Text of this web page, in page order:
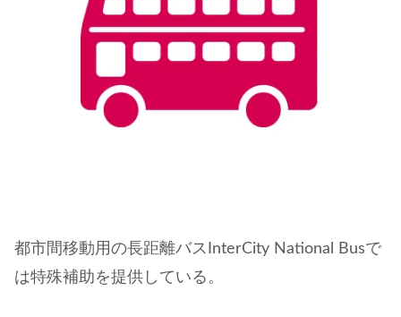
都市間移動用の長距離バスInterCity National Busで
は特殊補助を提供している。